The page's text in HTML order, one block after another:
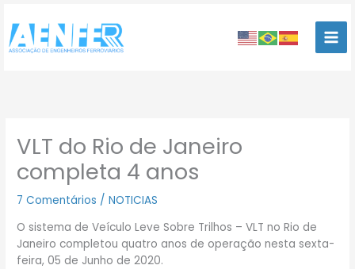
para
conteúdo
VLT do Rio de Janeiro
completa 4 anos
7 Comentários /NOTICIAS
O sistema de Veículo Leve Sobre Trilhos – VLT no Rio de
Janeiro completou quatro anos de operação nesta sexta-
feira, 05 de Junho de 2020.